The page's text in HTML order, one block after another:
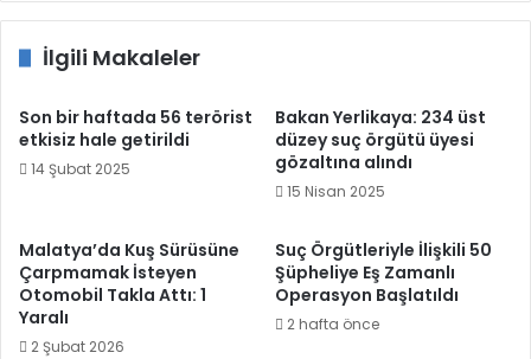
İlgili Makaleler
Son bir haftada 56 terörist
etkisiz hale getirildi
14 Şubat 2025
Bakan Yerlikaya: 234 üst
düzey suç örgütü üyesi
gözaltına alındı
15 Nisan 2025
Malatya’da Kuş Sürüsüne
Çarpmamak İsteyen
Otomobil Takla Attı: 1
Yaralı
2 Şubat 2026
Suç Örgütleriyle İlişkili 50
Şüpheliye Eş Zamanlı
Operasyon Başlatıldı
2 hafta önce